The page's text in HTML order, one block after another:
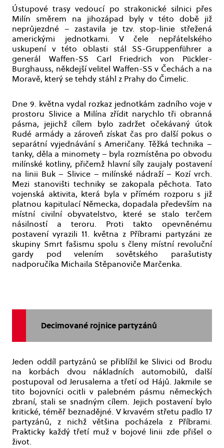
Ústupové trasy vedoucí po strakonické silnici přes
Milín směrem na jihozápad byly v této době již
neprůjezdné – zastavila je tzv. stop-linie střežená
americkými jednotkami. V čele nepřátelského
uskupení v této oblasti stál SS-Gruppenführer a
generál Waffen-SS Carl Friedrich von Pückler-
Burghauss, někdejší velitel Waffen-SS v Čechách a na
Moravě, který se tehdy stáhl z Prahy do Čimelic.
Dne 9. května vydal rozkaz jednotkám zadního voje v
prostoru Slivice a Milína zřídit narychlo tři obranná
pásma, jejichž cílem bylo zadržet očekávaný útok
Rudé armády a zároveň získat čas pro další pokus o
separátní vyjednávání s Američany. Těžká technika –
tanky, děla a minomety – byla rozmístěna po obvodu
milínské kotliny, přičemž hlavní síly zaujaly postavení
na linii Buk – Slivice – milínské nádraží – Kozí vrch.
Mezi stanovišti techniky se zakopala pěchota. Tato
vojenská aktivita, která byla v přímém rozporu s již
platnou kapitulací Německa, dopadala především na
místní civilní obyvatelstvo, které se stalo terčem
násilností a teroru. Proti takto opevněnému
postavení vyrazili 11. května z Příbrami partyzáni ze
skupiny Smrt fašismu spolu s členy místní revoluční
gardy pod velením sovětského parašutisty
nadporučíka Michaila Stěpanoviče Marčenka.
Decimované rojnice partyzánů
Jeden oddíl partyzánů se přiblížil ke Slivici od Brodu
na korbách dvou nákladních automobilů, další
postupoval od Jerusalema a třetí od Hájů. Jakmile se
tito bojovníci ocitli v palebném pásmu německých
zbraní, stali se snadným cílem. Jejich postavení bylo
kritické, téměř beznadějné. V krvavém střetu padlo 17
partyzánů, z nichž většina pocházela z Příbrami.
Prakticky každý třetí muž v bojové linii zde přišel o
život.